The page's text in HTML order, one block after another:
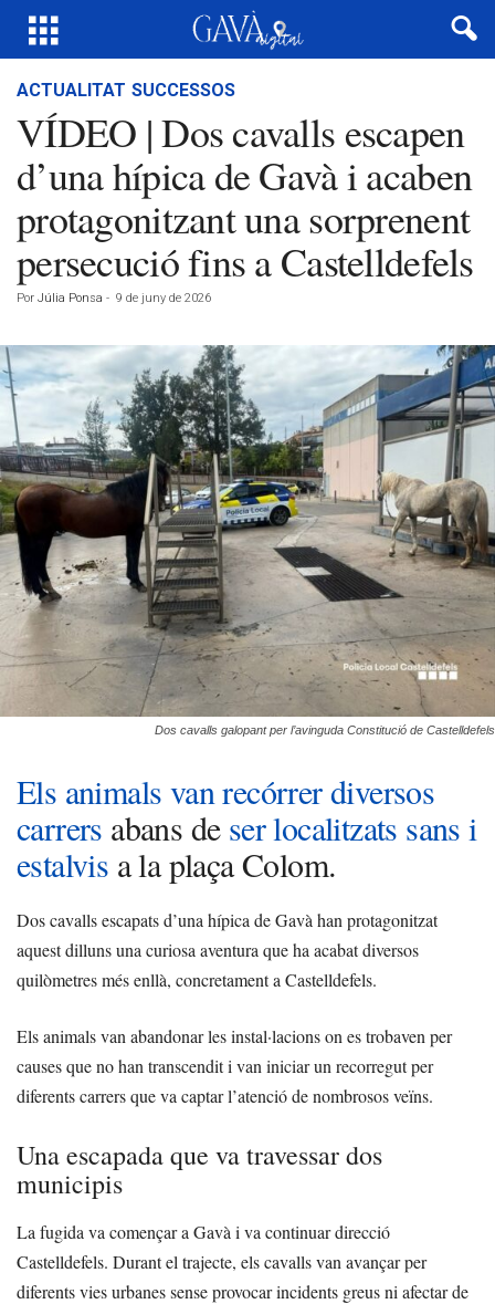
ACTUALITAT SUCCESSOS
VÍDEO | Dos cavalls escapen
d’una hípica de Gavà i acaben
protagonitzant una sorprenent
persecució fins a Castelldefels
Por Júlia Ponsa - 9 de juny de 2026
Dos cavalls galopant per l’avinguda Constitució de Castelldefels
Els animals van recórrer diversos
carrers abans de ser localitzats sans i
estalvis a la plaça Colom.
Dos cavalls escapats d’una hípica de Gavà han protagonitzat
aquest dilluns una curiosa aventura que ha acabat diversos
quilòmetres més enllà, concretament a Castelldefels.
Els animals van abandonar les instal·lacions on es trobaven per
causes que no han transcendit i van iniciar un recorregut per
diferents carrers que va captar l’atenció de nombrosos veïns.
Una escapada que va travessar dos
municipis
La fugida va començar a Gavà i va continuar direcció
Castelldefels. Durant el trajecte, els cavalls van avançar per
diferents vies urbanes sense provocar incidents greus ni afectar de